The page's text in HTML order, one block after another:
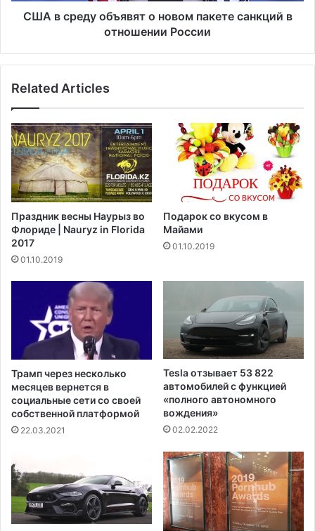
н
ю
и
в
о
с
т
о
к
е
У
к
р
з
я
в
л
т
о
ф
и
я
н
о
в
о
м
а
к
т
е
и
й
в
о
т
ш
е
н
и
США в среду объявят о новом пакете санкций в
отношении России
Related Articles
Праздник весны Наурыз во
Флориде | Nauryz in Florida
2017
01.10.2019
Подарок со вкусом в
Майами
01.10.2019
Трамп через несколько
месяцев вернется в
социальные сети со своей
собственной платформой
22.03.2021
Tesla отзывает 53 822
автомобилей с функцией
«полного автономного
вождения»
02.02.2022